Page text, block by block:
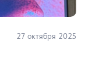
27 октября 2025